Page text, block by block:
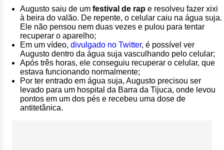
Augusto saiu de um festival de rap e resolveu fazer xixi
à beira do valão. De repente, o celular caiu na água suja.
Ele não pensou nem duas vezes e pulou para tentar
recuperar o aparelho;
Em um vídeo, divulgado no Twitter, é possível ver
Augusto dentro da água suja vasculhando pelo celular;
Após três horas, ele conseguiu recuperar o celular, que
estava funcionando normalmente;
Por ter entrado em água suja, Augusto precisou ser
levado para um hospital da Barra da Tijuca, onde levou
pontos em um dos pés e recebeu uma dose de
antitetânica.